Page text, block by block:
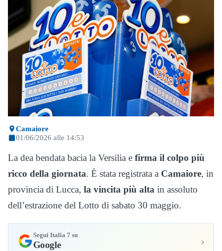
Camaiore
01/06/2026 alle 14:53
La dea bendata bacia la Versilia e firma il colpo più
ricco della giornata. È stata registrata a Camaiore, in
provincia di Lucca, la vincita più alta in assoluto
dell’estrazione del Lotto di sabato 30 maggio.
Segui Italia 7 su
Google ›